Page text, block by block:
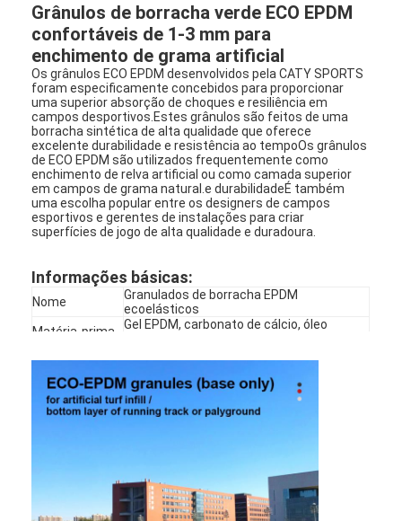
Grânulos de borracha verde ECO EPDM
confortáveis de 1-3 mm para
enchimento de grama artificial
Os grânulos ECO EPDM desenvolvidos pela CATY SPORTS
foram especificamente concebidos para proporcionar
uma superior absorção de choques e resiliência em
campos desportivos.Estes grânulos são feitos de uma
borracha sintética de alta qualidade que oferece
excelente durabilidade e resistência ao tempoOs grânulos
de ECO EPDM são utilizados frequentemente como
enchimento de relva artificial ou como camada superior
em campos de grama natural.e durabilidadeÉ também
uma escolha popular entre os designers de campos
esportivos e gerentes de instalações para criar
superfícies de jogo de alta qualidade e duradoura.
Informações básicas:
Nome
Granulados de borracha EPDM
ecoelásticos
Matéria-prima
Gel EPDM, carbonato de cálcio, óleo
Tamanho
1-3 mm
Teor de
polímeros
10%, 15%, 20%
Cores
Verde